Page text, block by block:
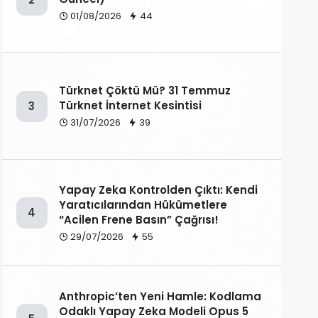
01/08/2026 44
3
Türknet Çöktü Mü? 31 Temmuz
Türknet İnternet Kesintisi
31/07/2026 39
4
Yapay Zeka Kontrolden Çıktı: Kendi
Yaratıcılarından Hükümetlere
“Acilen Frene Basın” Çağrısı!
29/07/2026 55
Anthropic’ten Yeni Hamle: Kodlama
Odaklı Yapay Zeka Modeli Opus 5